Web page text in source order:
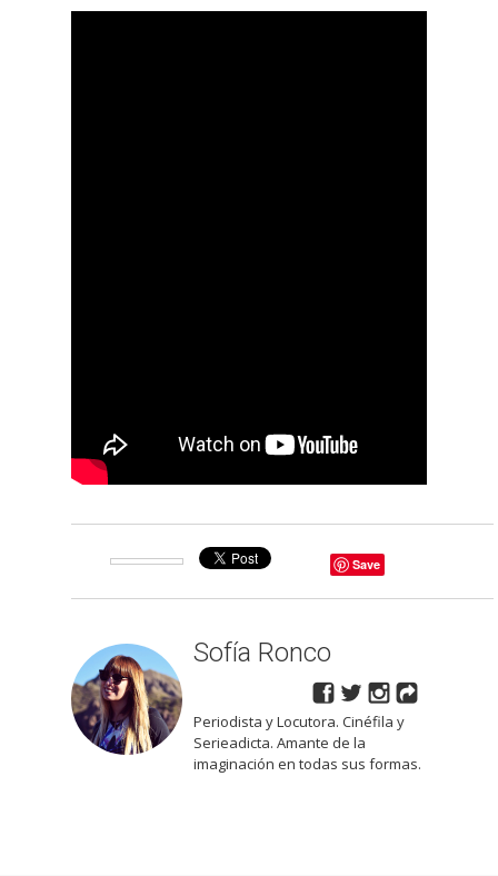
Save
Sofía Ronco
Periodista y Locutora. Cinéfila y
Serieadicta. Amante de la
imaginación en todas sus formas.